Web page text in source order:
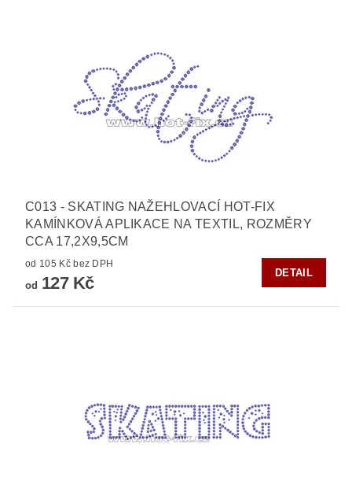
C013 - SKATING NAŽEHLOVACÍ HOT-FIX
KAMÍNKOVÁ APLIKACE NA TEXTIL, ROZMĚRY
CCA 17,2X9,5CM
od 105 Kč bez DPH
od 127 Kč
DETAIL